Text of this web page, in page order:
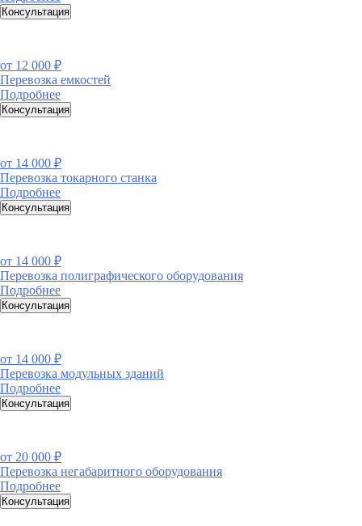
Консультация
от 12 000 ₽
Перевозка емкостей
Подробнее
Консультация
от 14 000 ₽
Перевозка токарного станка
Подробнее
Консультация
от 14 000 ₽
Перевозка полиграфического оборудования
Подробнее
Консультация
от 14 000 ₽
Перевозка модульных зданий
Подробнее
Консультация
от 20 000 ₽
Перевозка негабаритного оборудования
Подробнее
Консультация